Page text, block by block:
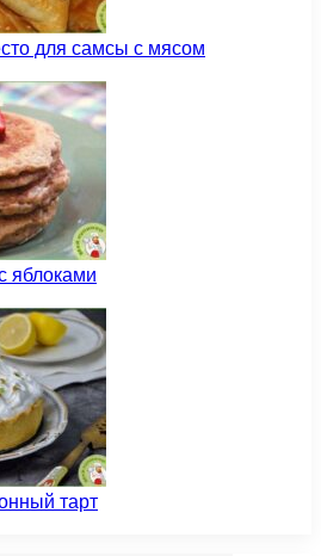
для самсы с мясом
яблоками
тарт